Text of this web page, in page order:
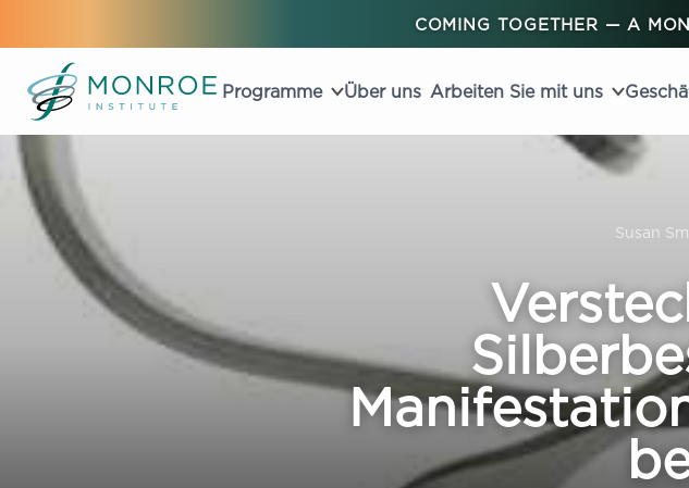
COMING TOGETHER — A
Programme Über uns Arbeiten Sie mit uns
Susan